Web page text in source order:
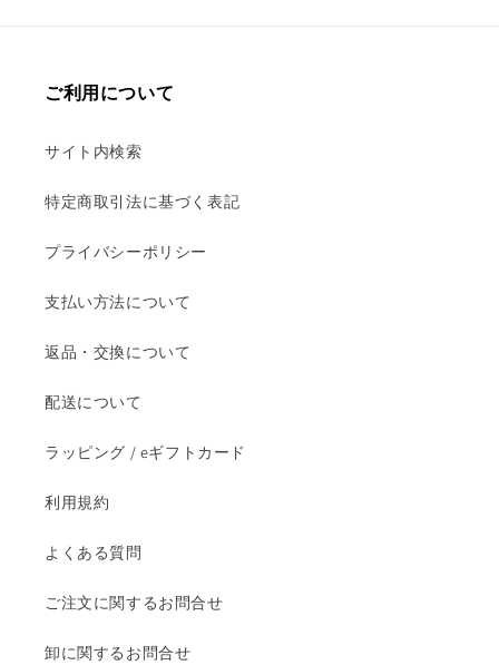
ご利用について
サイト内検索
特定商取引法に基づく表記
プライバシーポリシー
支払い方法について
返品・交換について
配送について
ラッピング / eギフトカード
利用規約
よくある質問
ご注文に関するお問合せ
卸に関するお問合せ